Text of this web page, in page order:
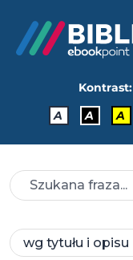
Kontrast:
A
A A